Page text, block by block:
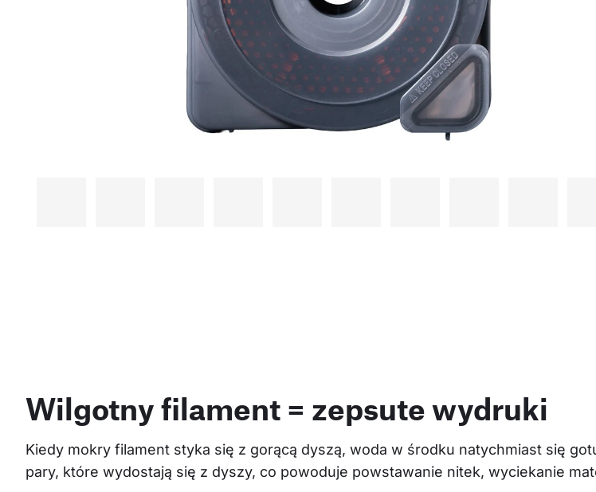
Wilgotny filament = zepsute wydruki
Kiedy mokry filament styka się z gorącą dyszą, woda w środku natychmiast się
pary, które wydostają się z dyszy, co powoduje powstawanie nitek, wyciekanie